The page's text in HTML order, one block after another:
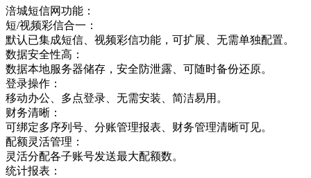
涪城短信网功能：
短/视频彩信合一：
默认已集成短信、视频彩信功能，可扩展、无需单独配置。
数据安全性高：
数据本地服务器储存，安全防泄露、可随时备份还原。
登录操作：
移动办公、多点登录、无需安装、简洁易用。
财务清晰：
可绑定多序列号、分账管理报表、财务管理清晰可见。
配额灵活管理：
灵活分配各子账号发送最大配额数。
统计报表：